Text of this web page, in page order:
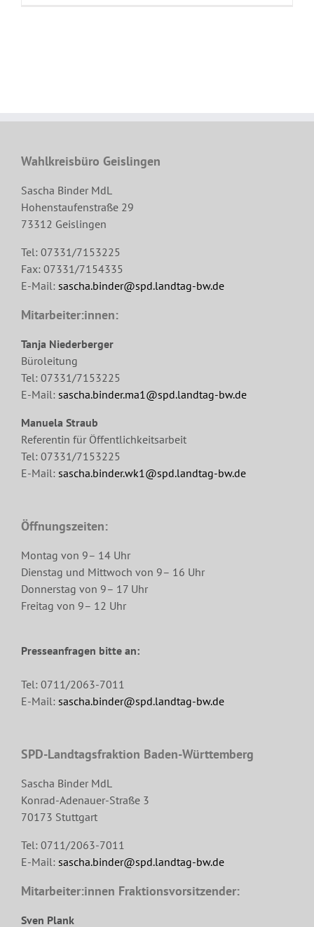
Wahlkreisbüro Geislingen
Sascha Binder MdL
Hohenstaufenstraße 29
73312 Geislingen
Tel: 07331/7153225
Fax: 07331/7154335
E-Mail: sascha.binder@spd.landtag-bw.de
Mitarbeiter:innen:
Tanja Niederberger
Büroleitung
Tel: 07331/7153225
E-Mail: sascha.binder.ma1@spd.landtag-bw.de
Manuela Straub
Referentin für Öffentlichkeitsarbeit
Tel: 07331/7153225
E-Mail: sascha.binder.wk1@spd.landtag-bw.de
Öffnungszeiten:
Montag von 9– 14 Uhr
Dienstag und Mittwoch von 9– 16 Uhr
Donnerstag von 9– 17 Uhr
Freitag von 9– 12 Uhr
Presseanfragen bitte an:
Tel: 0711/2063-7011
E-Mail: sascha.binder@spd.landtag-bw.de
SPD-Landtagsfraktion Baden-Württemberg
Sascha Binder MdL
Konrad-Adenauer-Straße 3
70173 Stuttgart
Tel: 0711/2063-7011
E-Mail: sascha.binder@spd.landtag-bw.de
Mitarbeiter:innen Fraktionsvorsitzender:
Sven Plank